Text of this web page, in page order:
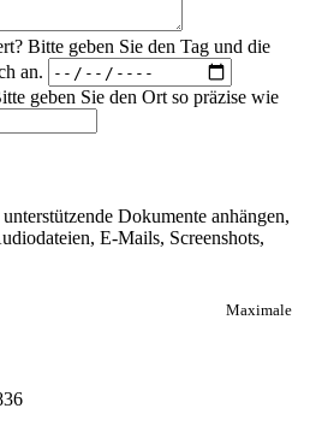
Bitte geben Sie den Tag und die
an.
geben Sie den Ort so präzise wie
Dokumente anhängen,
E-Mails, Screenshots,
Maximale